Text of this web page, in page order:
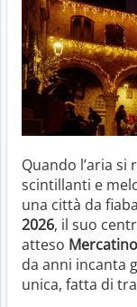
Quando l’aria
scintillanti e
una città da
2026, il suo
atteso
da anni incanta
unica, fatta di